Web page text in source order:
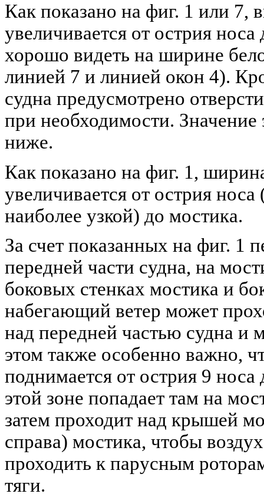
Как показано на фиг. 1 или 7,
увеличивается от острия
хорошо видеть на ширине
линией 7 и линией окон 4).
судна предусмотрено
при необходимости. Значение
ниже.
Как показано на фиг. 1,
увеличивается от острия носа
наиболее узкой) до мостика.
За счет показанных на фиг. 1
передней части судна, на
боковых стенках мостика и
набегающий ветер может
над передней частью судна
этом также особенно важно,
поднимается от острия 9
этой зоне попадает там на
затем проходит над крышей
справа) мостика, чтобы
проходить к парусным
тяги.